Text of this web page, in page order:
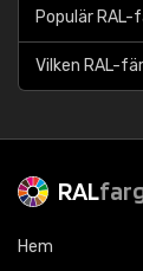
Populär
Vilken RAL-
RAL
Hem